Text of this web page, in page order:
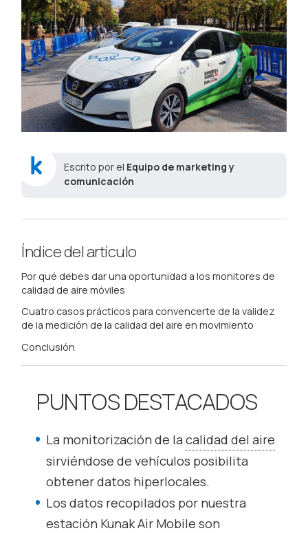
Escrito por el Equipo de marketing y
comunicación
Índice del artículo
Por qué debes dar una oportunidad a los monitores de
calidad de aire móviles
Cuatro casos prácticos para convencerte de la validez
de la medición de la calidad del aire en movimiento
Conclusión
PUNTOS DESTACADOS
La monitorización de lacalidad del aire
sirviéndose de vehículos posibilita
obtener datos hiperlocales.
Los datos recopilados por nuestra
estación Kunak Air Mobile son